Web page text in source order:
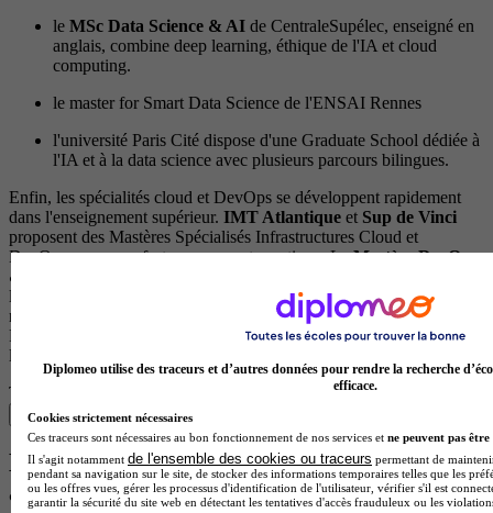
le MSc Data Science & AI de CentraleSupélec, enseigné en
anglais, combine deep learning, éthique de l'IA et cloud
computing.
le master for Smart Data Science de l'ENSAI Rennes
l'université Paris Cité dispose d'une Graduate School dédiée à
l'IA et à la data science avec plusieurs parcours bilingues.
Enfin, les spécialités cloud et DevOps se développent rapidement
dans l'enseignement supérieur. IMT Atlantique et Sup de Vinci
proposent des Mastères Spécialisés Infrastructures Cloud et
DevOps, avec une forte composante pratique. LeMastère DevOps
& Cloud
la sécurité des infrastructures critiques. Ces cursus ciblent des
métiers comme cloud engineer, architecte cloud ou SRE (Site
Reliability Engineer), et s'appuient souvent sur des partenariats avec
les géants du cloud.
Trouve la formation qui te correspond
Voir les diplômes
Les spécialisations à éviter… ou à choisir
avec prudence
Diplomeo utilise des traceurs et d’autres données pour rendre la recherche
efficace.
Cookies strictement nécessaires
Ces traceurs sont nécessaires au bon fonctionnement de nos services et ne peuvent pas être
Il s'agit notamment de l'ensemble des cookies ou traceurs permettant de
pendant sa navigation sur le site, de stocker des informations temporaires telles que les
ou les offres vues, gérer les processus d'identification de l'utilisateur, vérifier s'il est
garantir la sécurité du site web en détectant les tentatives d'accès frauduleux ou les